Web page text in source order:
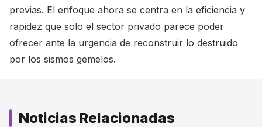
previas. El enfoque ahora se centra en la eficiencia y
rapidez que solo el sector privado parece poder
ofrecer ante la urgencia de reconstruir lo destruido
por los sismos gemelos.
Noticias Relacionadas